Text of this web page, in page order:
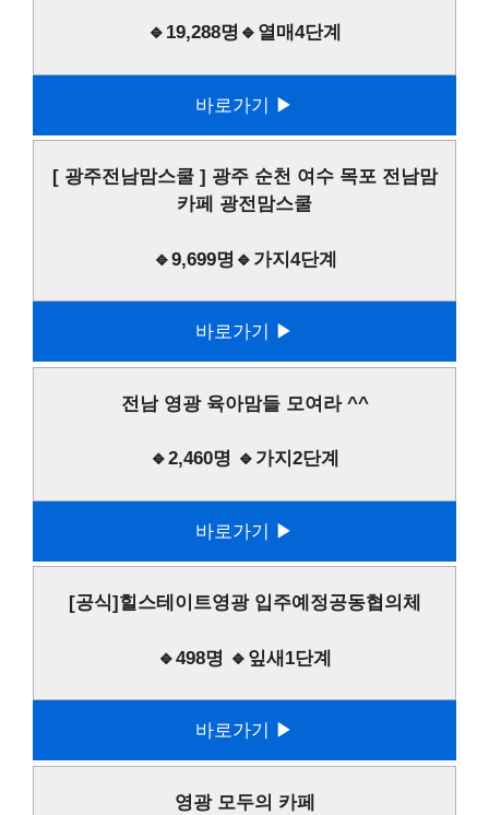
🔹19,288명🔹열매4단계
바로가기 ▶
[ 광주전남맘스쿨 ] 광주 순천 여수 목포 전남맘
카페 광전맘스쿨
🔹9,699명🔹가지4단계
바로가기 ▶
전남 영광 육아맘들 모여라 ^^
🔹2,460명 🔹가지2단계
바로가기 ▶
[공식]힐스테이트영광 입주예정공동협의체
🔹498명 🔹잎새1단계
바로가기 ▶
영광 모두의 카페